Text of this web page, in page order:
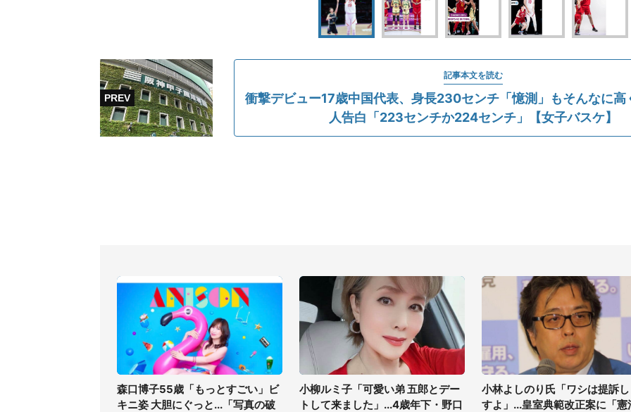
記事本文を読む
衝撃デビュー17歳中国代表、身長230センチ「憶測」もそんなに
人告白「223センチか224センチ」【女子バスケ】
森口博子55歳「もっとすごい」ビ
キニ姿 大胆にぐっと...「写真の破
小柳ルミ子「可愛い弟 五郎とデー
トして来ました」...4歳年下・野口
小林よしのり氏「ワシは提訴
すよ」...皇室典範改正案に「憲